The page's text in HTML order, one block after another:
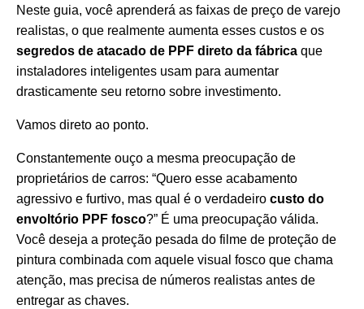
Neste guia, você aprenderá as faixas de preço de varejo
realistas, o que realmente aumenta esses custos e os
segredos de atacado de PPF direto da fábrica que
instaladores inteligentes usam para aumentar
drasticamente seu retorno sobre investimento.
Vamos direto ao ponto.
Constantemente ouço a mesma preocupação de
proprietários de carros: “Quero esse acabamento
agressivo e furtivo, mas qual é o verdadeiro custo do
envoltório PPF fosco?” É uma preocupação válida.
Você deseja a proteção pesada do filme de proteção de
pintura combinada com aquele visual fosco que chama
atenção, mas precisa de números realistas antes de
entregar as chaves.